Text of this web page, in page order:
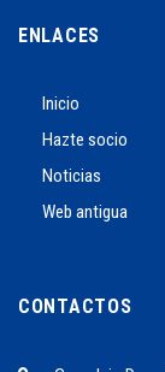
ENLACES
Inicio
Hazte socio
Noticias
Web antigua
CONTACTOS